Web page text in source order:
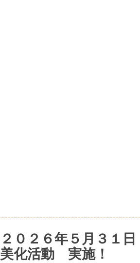
２０２６年５月３１日
美化活動 実施！